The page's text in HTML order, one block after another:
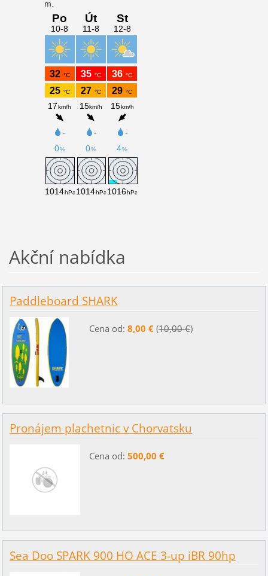
Akční nabídka
Paddleboard SHARK
Cena od: 8,00 €(10,00 €)
Pronájem plachetnic v Chorvatsku
Cena od: 500,00 €
Sea Doo SPARK 900 HO ACE 3-up iBR 90hp